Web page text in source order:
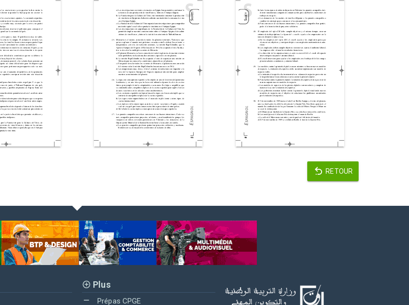
RETOUR
Plus
Prépas CPGE